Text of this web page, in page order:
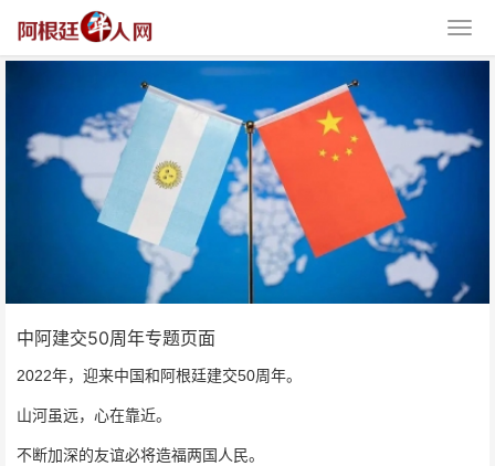
中阿建交50周年专题页面
2022年，迎来中国和阿根廷建交50周年。
山河虽远，心在靠近。
不断加深的友谊必将造福两国人民。
中阿建交50周年专题页面